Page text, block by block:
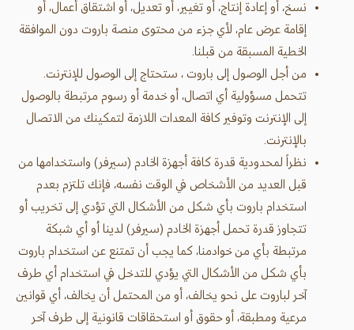
نسخ، أو إعادة إنتاج، أو تغيير، أو تعديل، أو اشتقاق أعمال، أو
إقامة عرض عام، لأي جزء من محتوى منصة باروت دون الموافقة
الخطية المسبقة من قبلنا.
من أجل الوصول إلى باروت ، ستحتاج إلى الوصول للإنترنت.
تتحمل مسؤولية أي اتصال، أو خدمة أو رسوم مرتبطة بالوصول
إلى الإنترنت وتوفير كافة المعدات اللازمة لتمكينك من الاتصال
بالإنترنت.
نظراً لمحدودية قدرة كافة أجهزة الخادم (سيرفر) واستخدامها من
قبل العديد من الأشخاص في الوقت نفسه، فإنك تلتزم بعدم
استخدام باروت بأي شكل من الأشكال التي تؤدي إلى تخريب أو
تتجاوز قدرة تحمل أجهزة الخادم (سيرفر) لدينا أو أي شبكة
مرتبطة بأي من خوادمنا، كما يجب أن تمتنع عن استخدام باروت
بأي شكل من الأشكال التي يؤدي للتدخل في استخدام أي طرف
آخر لباروت على نحو يخالف، أو من المحتمل أن يخالف، أي قوانين
مرعية ومطبقة، أو حقوق أو استحقاقات قانونية إلى طرف آخر